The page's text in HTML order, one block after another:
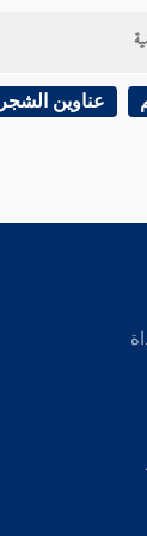
.
عناوين